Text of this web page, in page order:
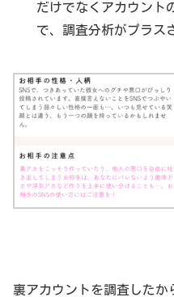
だけでなくアカウント
で、調査分析がプラス
裏アカウントを調査した